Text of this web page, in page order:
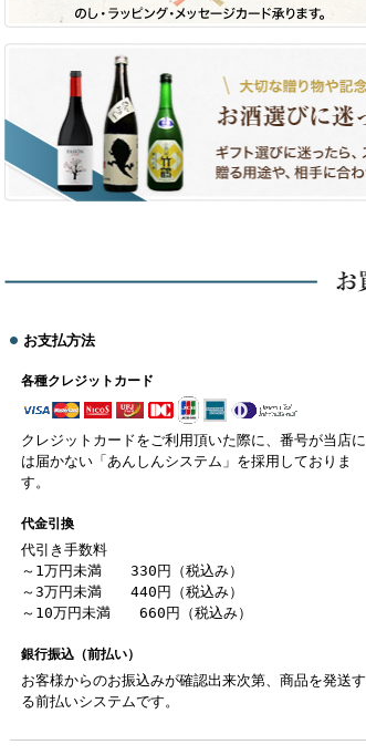
お支払方法
各種クレジットカード
クレジットカードをご利用頂いた際に、番号が当店に
は届かない「あんしんシステム」を採用しておりま
す。
代金引換
代引き手数料
～1万円未満 330円（税込み）
～3万円未満 440円（税込み）
～10万円未満 660円（税込み）
銀行振込（前払い）
お客様からのお振込みが確認出来次第、商品を発送す
る前払いシステムです。